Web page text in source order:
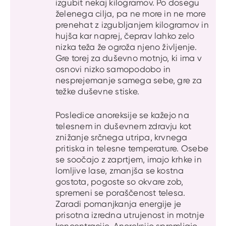
izgubit nekaj kilogramov. Po dosegu
želenega cilja, pa ne more in ne more
prenehat z izgubljanjem kilogramov in
hujša kar naprej, čeprav lahko zelo
nizka teža že ogroža njeno življenje.
Gre torej za duševno motnjo, ki ima v
osnovi nizko samopodobo in
nesprejemanje samega sebe, gre za
težke duševne stiske.
Posledice anoreksije se kažejo na
telesnem in duševnem zdravju kot
znižanje srčnega utripa, krvnega
pritiska in telesne temperature. Osebe
se soočajo z zaprtjem, imajo krhke in
lomljive lase, zmanjša se kostna
gostota, pogoste so okvare zob,
spremeni se poraščenost telesa.
Zaradi pomanjkanja energije je
prisotna izredna utrujenost in motnje